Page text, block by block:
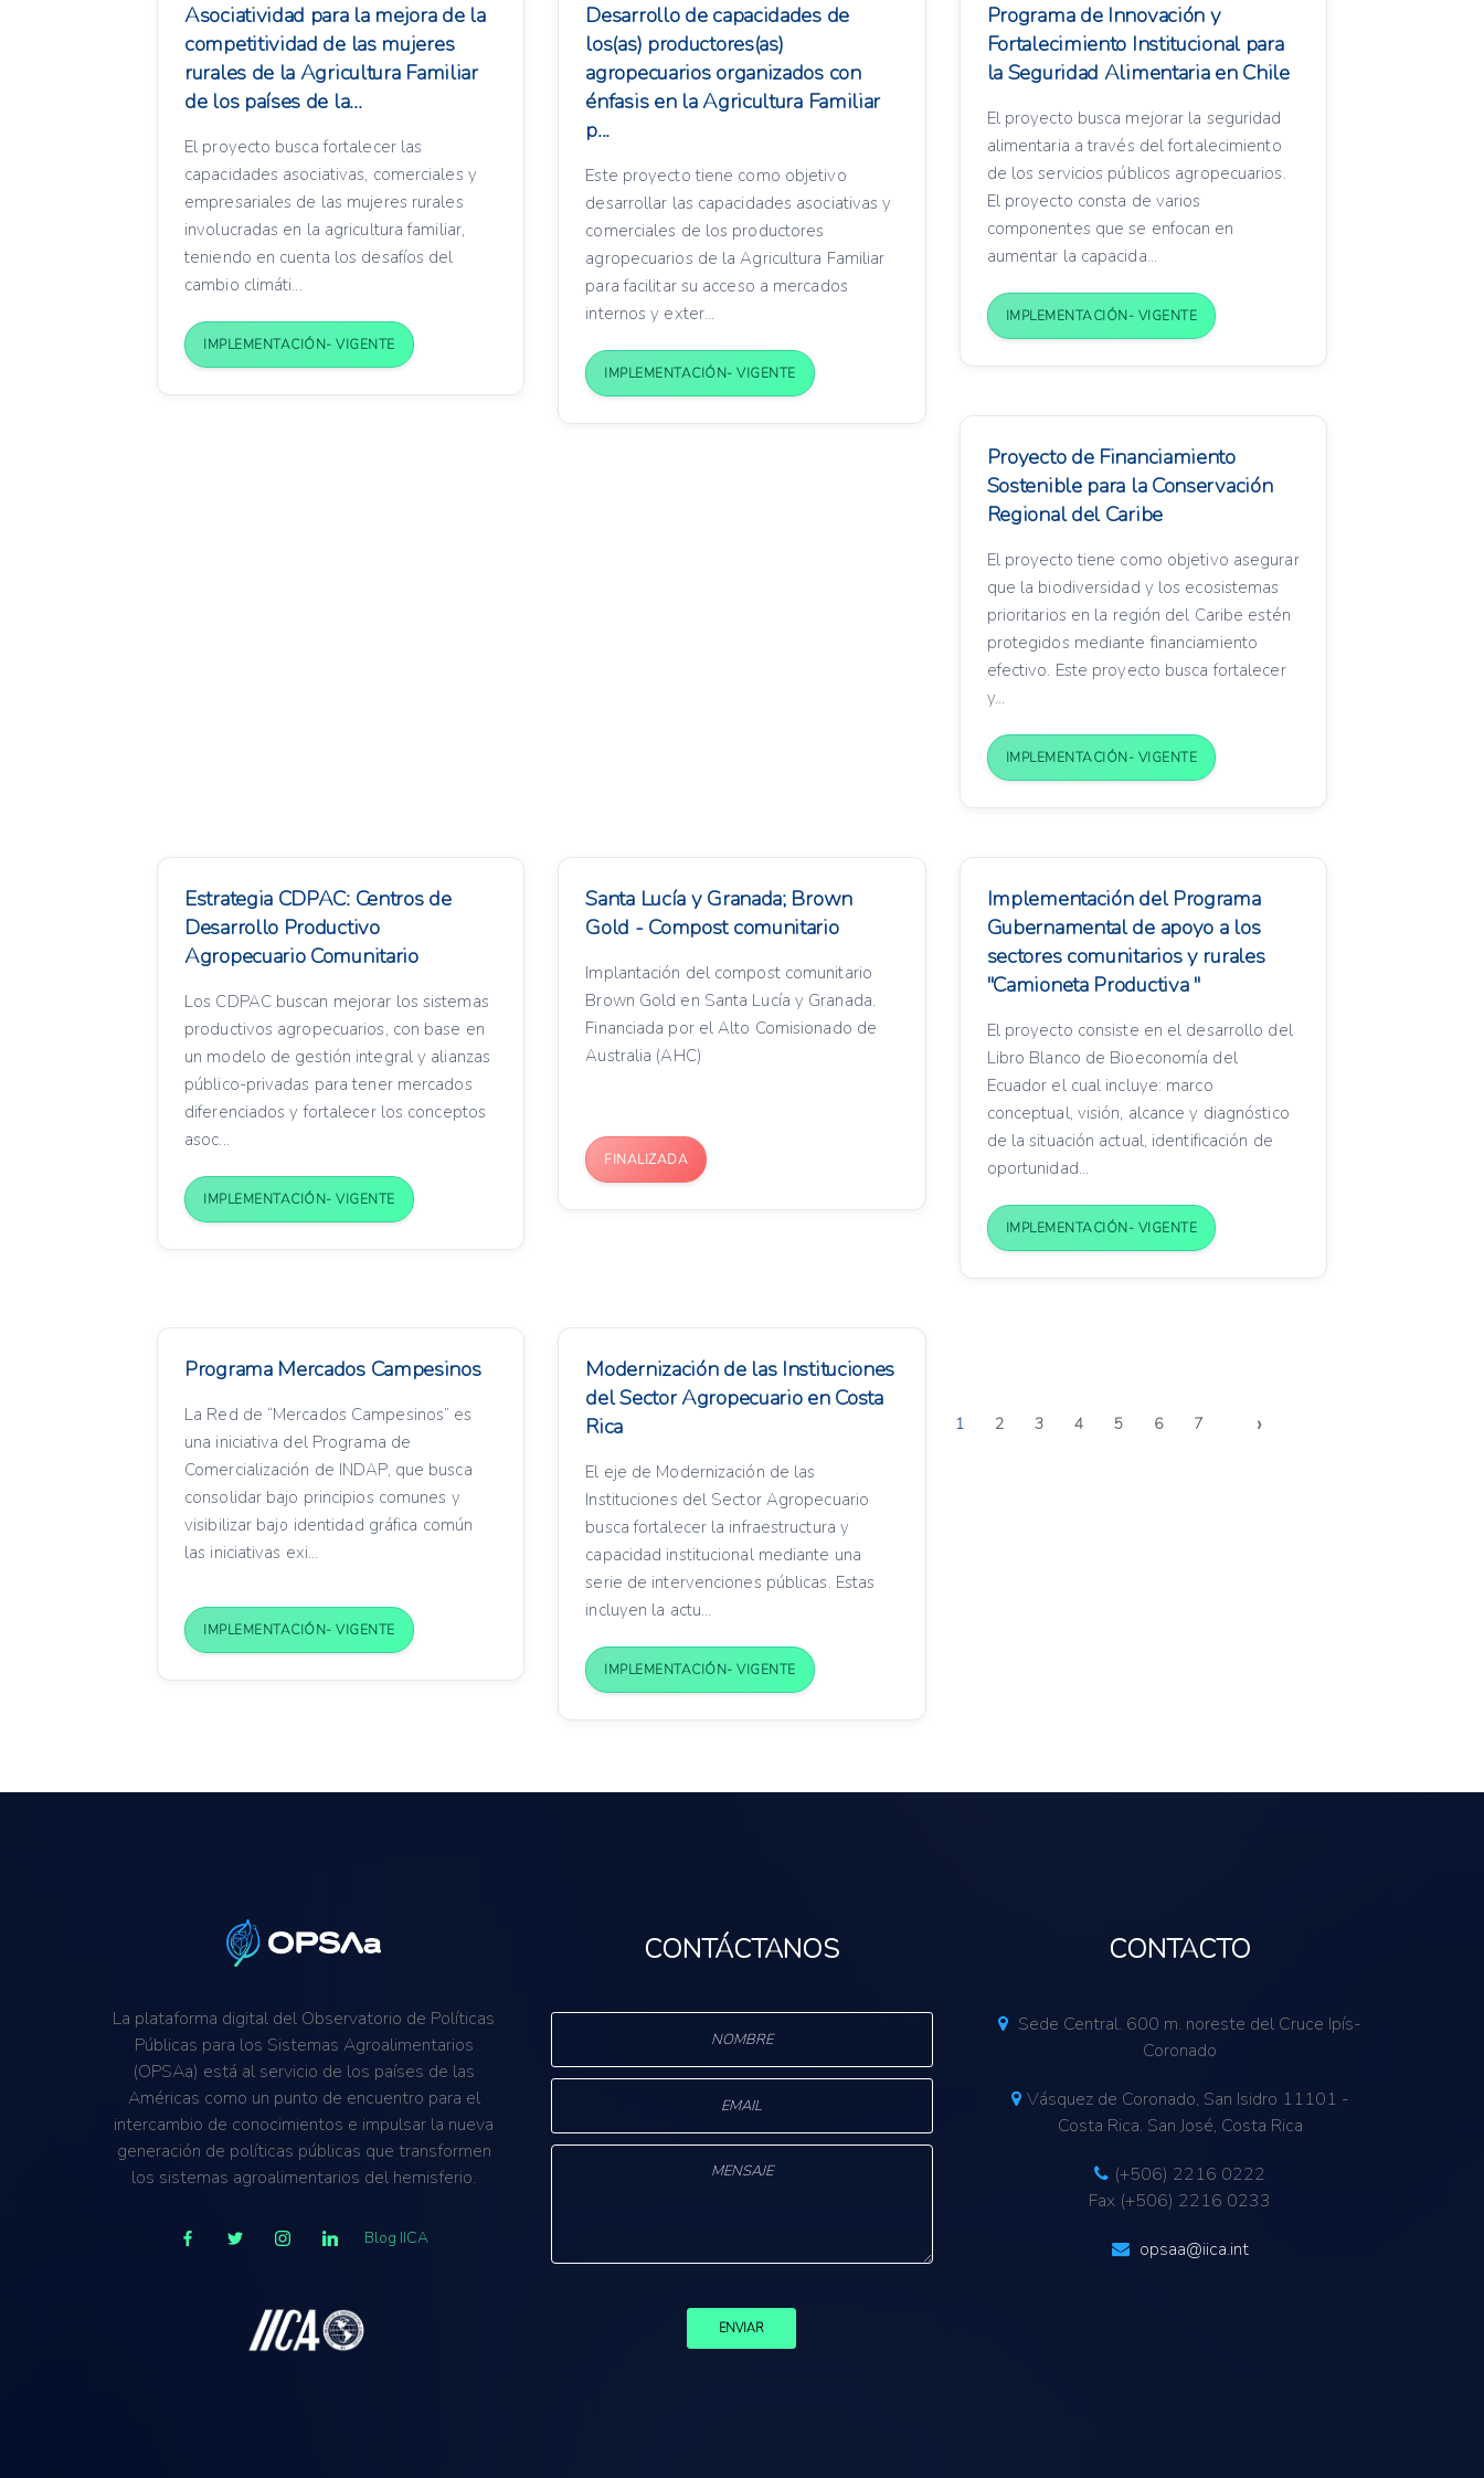
Asociatividad para la mejora de la
competitividad de las mujeres
rurales de la Agricultura Familiar
de los países de la...
El proyecto busca fortalecer las
capacidades asociativas, comerciales y
empresariales de las mujeres rurales
involucradas en la agricultura familiar,
teniendo en cuenta los desafíos del
cambio climáti...
IMPLEMENTACIÓN- VIGENTE
Desarrollo de capacidades de
los(as) productores(as)
agropecuarios organizados con
énfasis en la Agricultura Familiar
p...
Este proyecto tiene como objetivo
desarrollar las capacidades asociativas y
comerciales de los productores
agropecuarios de la Agricultura Familiar
para facilitar su acceso a mercados
internos y exter...
IMPLEMENTACIÓN- VIGENTE
Programa de Innovación y
Fortalecimiento Institucional para
la Seguridad Alimentaria en Chile
El proyecto busca mejorar la seguridad
alimentaria a través del fortalecimiento
de los servicios públicos agropecuarios.
El proyecto consta de varios
componentes que se enfocan en
aumentar la capacida...
IMPLEMENTACIÓN- VIGENTE
Proyecto de Financiamiento
Sostenible para la Conservación
Regional del Caribe
El proyecto tiene como objetivo asegurar
que la biodiversidad y los ecosistemas
prioritarios en la región del Caribe estén
protegidos mediante financiamiento
efectivo. Este proyecto busca fortalecer
y...
IMPLEMENTACIÓN- VIGENTE
Estrategia CDPAC: Centros de
Desarrollo Productivo
Agropecuario Comunitario
Los CDPAC buscan mejorar los sistemas
productivos agropecuarios, con base en
un modelo de gestión integral y alianzas
público-privadas para tener mercados
diferenciados y fortalecer los conceptos
asoc...
IMPLEMENTACIÓN- VIGENTE
Santa Lucía y Granada; Brown
Gold - Compost comunitario
Implantación del compost comunitario
Brown Gold en Santa Lucía y Granada.
Financiada por el Alto Comisionado de
Australia (AHC)
FINALIZADA
Implementación del Programa
Gubernamental de apoyo a los
sectores comunitarios y rurales
"Camioneta Productiva "
El proyecto consiste en el desarrollo del
Libro Blanco de Bioeconomía del
Ecuador el cual incluye: marco
conceptual, visión, alcance y diagnóstico
de la situación actual, identificación de
oportunidad...
IMPLEMENTACIÓN- VIGENTE
Programa Mercados Campesinos
La Red de “Mercados Campesinos” es
una iniciativa del Programa de
Comercialización de INDAP, que busca
consolidar bajo principios comunes y
visibilizar bajo identidad gráfica común
las iniciativas exi...
IMPLEMENTACIÓN- VIGENTE
Modernización de las Instituciones
del Sector Agropecuario en Costa
Rica
El eje de Modernización de las
Instituciones del Sector Agropecuario
busca fortalecer la infraestructura y
capacidad institucional mediante una
serie de intervenciones públicas. Estas
incluyen la actu...
IMPLEMENTACIÓN- VIGENTE
1 2 3 4 5 6 7 ›
La plataforma digital del Observatorio de Políticas
Públicas para los Sistemas Agroalimentarios
(OPSAa) está al servicio de los países de las
Américas como un punto de encuentro para el
intercambio de conocimientos e impulsar la nueva
generación de políticas públicas que transformen
los sistemas agroalimentarios del hemisferio.
Blog IICA
CONTÁCTANOS
ENVIAR
CONTACTO
Sede Central. 600 m. noreste del Cruce Ipís-
Coronado
Vásquez de Coronado, San Isidro 11101 -
Costa Rica. San José, Costa Rica
(+506) 2216 0222
Fax (+506) 2216 0233
opsaa@iica.int